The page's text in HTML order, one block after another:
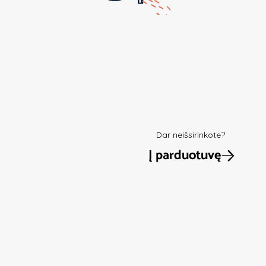
Dar neišsirinkote?
Į parduotuvę